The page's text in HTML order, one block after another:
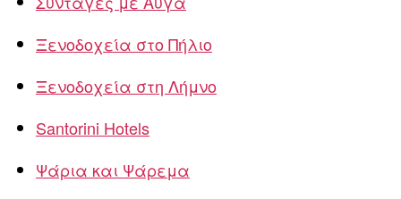
Ξενοδοχεία στο Πήλιο
Ξενοδοχεία στη Λήμνο
Santorini Hotels
Ψάρια και Ψάρεμα